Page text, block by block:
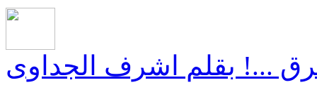
...! بقلم اشرف الجداوى